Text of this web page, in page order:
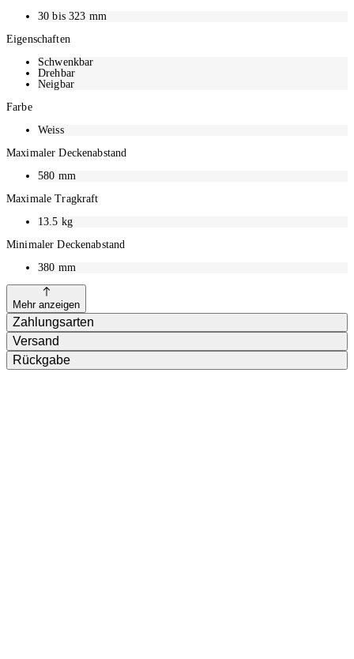
Sehr einfache Montage
30 bis 323 mm
Eigenschaften
Schwenkbar
Drehbar
Neigbar
Farbe
Weiss
Maximaler Deckenabstand
580 mm
Maximale Tragkraft
13.5 kg
Minimaler Deckenabstand
380 mm
Mehr anzeigen
Zahlungsarten
Versand
Rückgabe